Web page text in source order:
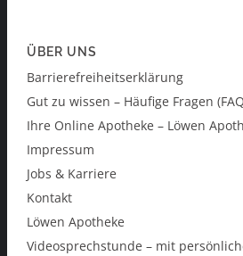
ÜBER UNS
Barrierefreiheitserklärung
Gut zu wissen – Häufige Fragen
Ihre Online Apotheke – Löwen
Impressum
Jobs & Karriere
Kontakt
Löwen Apotheke
Videosprechstunde – mit